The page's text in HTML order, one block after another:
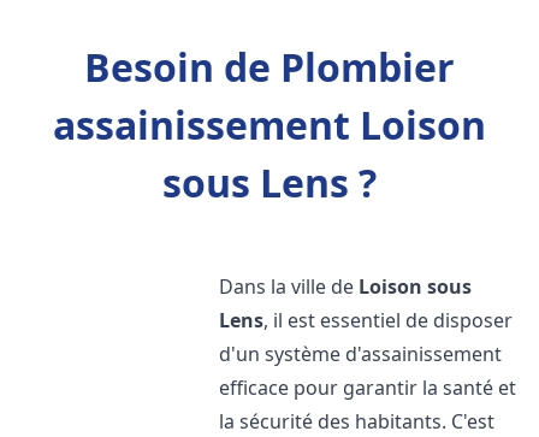
Besoin de Plombier
assainissement Loison
sous Lens ?
Dans la ville de Loison sous
Lens, il est essentiel de disposer
d'un système d'assainissement
efficace pour garantir la santé et
la sécurité des habitants. C'est